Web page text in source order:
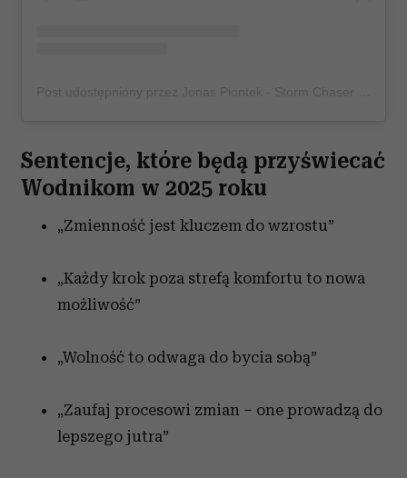
Sentencje, które będą przyświecać
Wodnikom w 2025 roku
„Zmienność jest kluczem do wzrostu”
„Każdy krok poza strefą komfortu to nowa
możliwość”
„Wolność to odwaga do bycia sobą”
„Zaufaj procesowi zmian – one prowadzą do
lepszego jutra”